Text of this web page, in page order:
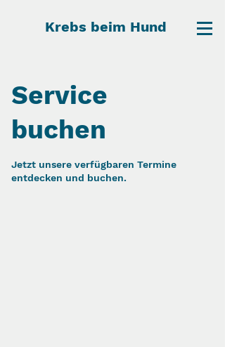
Krebs beim Hund
Service
buchen
Jetzt unsere verfügbaren Termine
entdecken und buchen.